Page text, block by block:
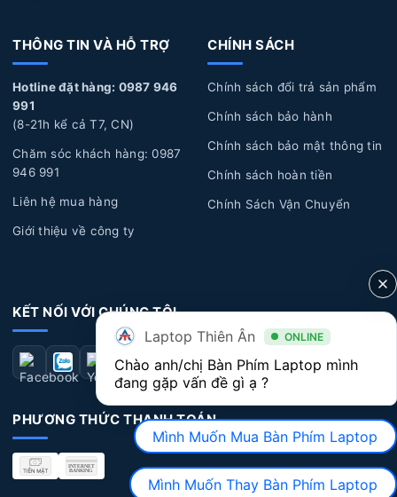
THÔNG TIN VÀ HỖ TRỢ
Hotline đặt hàng: 0987 946
991
(8-21h kể cả T7, CN)
Chăm sóc khách hàng: 0987
946 991
Liên hệ mua hàng
Giới thiệu về công ty
CHÍNH SÁCH
Chính sách đổi trả sản phẩm
Chính sách bảo hành
Chính sách bảo mật thông tin
Chính sách hoàn tiền
Chính Sách Vận Chuyển
KẾT NỐI VỚI CHÚNG TÔI
PHƯƠNG THỨC THANH TOÁN
Laptop Thiên Ân ONLINE
Chào anh/chị Bàn Phím Laptop mình
đang gặp vấn đề gì ạ ?
Mình Muốn Mua Bàn Phím Laptop
Mình Muốn Thay Bàn Phím Laptop